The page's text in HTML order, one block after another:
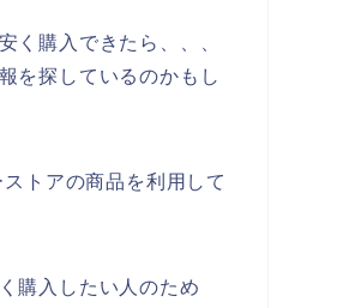
く購入できたら、、、
を探しているのかもし
トアの商品を利用して
購入したい人のため